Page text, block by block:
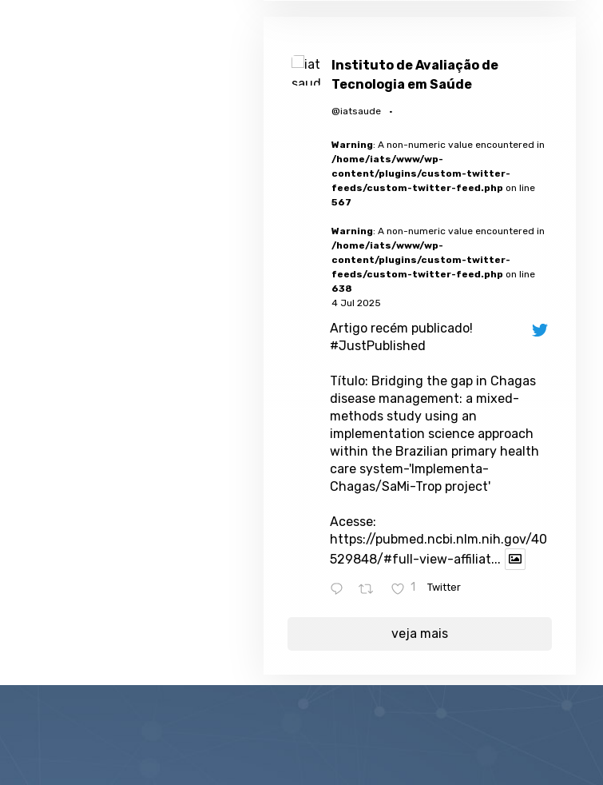
Instituto de Avaliação de
Tecnologia em Saúde
@iatsaude ·
Warning: A non-numeric value encountered in
/home/iats/www/wp-
content/plugins/custom-twitter-
feeds/custom-twitter-feed.php on line
567
Warning: A non-numeric value encountered in
/home/iats/www/wp-
content/plugins/custom-twitter-
feeds/custom-twitter-feed.php on line
638
4 Jul 2025
Artigo recém publicado!
#JustPublished
Título: Bridging the gap in Chagas
disease management: a mixed-
methods study using an
implementation science approach
within the Brazilian primary health
care system-'Implementa-
Chagas/SaMi-Trop project'
Acesse:
https://pubmed.ncbi.nlm.nih.gov/40
529848/#full-view-affiliat...
1 Twitter
veja mais